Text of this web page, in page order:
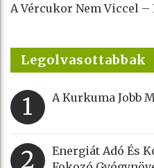
A Vércukor Nem Viccel –
Legolvasottabbak
1 A Kurkuma Jobb
2
Energiát Adó És